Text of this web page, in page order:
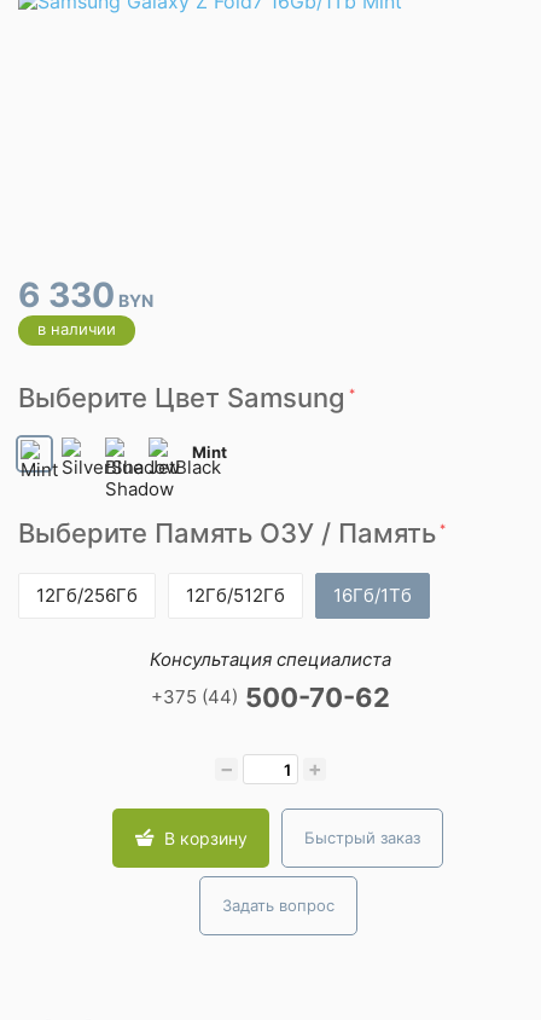
6 330 BYN
в наличии
Выберите Цвет Samsung *
Mint
Выберите Память ОЗУ / Память *
12Гб/256Гб 12Гб/512Гб 16Гб/1Тб
Консультация специалиста
+375 (44) 500-70-62
− +
В корзину Быстрый заказ
Задать вопрос